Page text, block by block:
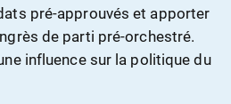
pré-approuvés et apporter
de parti pré-orchestré.
influence sur la politique du